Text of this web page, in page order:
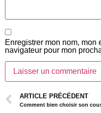
Enregistrer mon nom, mon
navigateur pour mon
ARTICLE PRÉCÉDENT